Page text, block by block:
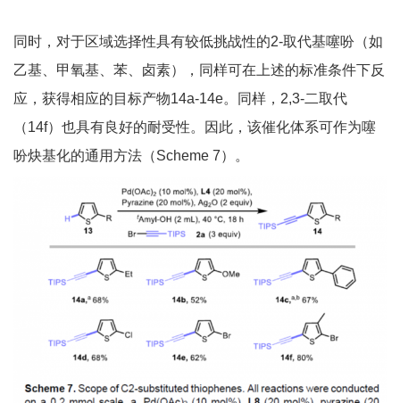
同时，对于区域选择性具有较低挑战性的2-取代基噻吩（如
乙基、甲氧基、苯、卤素），同样可在上述的标准条件下反
应，获得相应的目标产物14a-14e。同样，2,3-二取代
（14f）也具有良好的耐受性。因此，该催化体系可作为噻
吩炔基化的通用方法（Scheme 7）。